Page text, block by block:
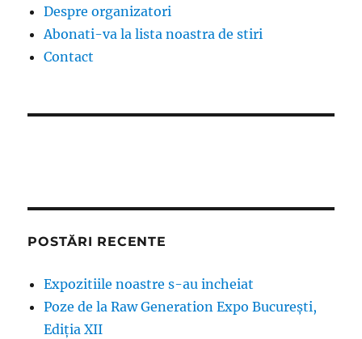
Despre organizatori
Abonati-va la lista noastra de stiri
Contact
POSTĂRI RECENTE
Expozitiile noastre s-au incheiat
Poze de la Raw Generation Expo București,
Ediția XII